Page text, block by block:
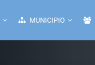
MUNICIPIO